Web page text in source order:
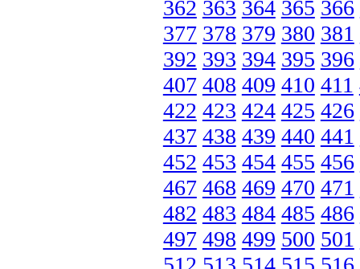
362 363 364 365 366
377 378 379 380 381
392 393 394 395 396
407 408 409 410 411
422 423 424 425 426
437 438 439 440 441
452 453 454 455 456
467 468 469 470 471
482 483 484 485 486
497 498 499 500 501